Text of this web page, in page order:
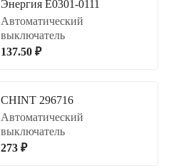
Энергия Е0301-0111
Автоматический
выключатель
137.50 ₽
CHINT 296716
Автоматический
выключатель
273 ₽